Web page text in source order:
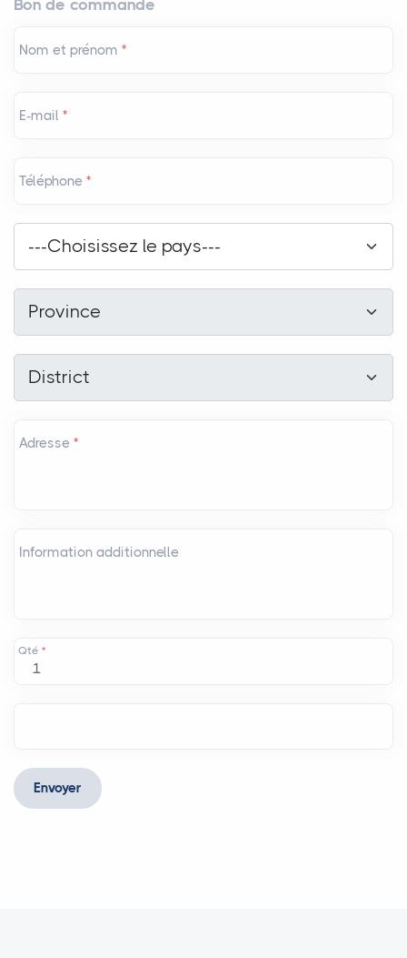
Bon de commande
Nom et prénom *
E-mail *
Téléphone *
---Choisissez le pays---
Province
District
Adresse *
Information additionnelle
Qté *
Envoyer